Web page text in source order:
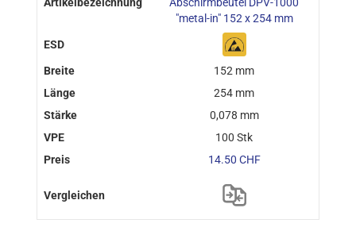
Abschirmbeutel DPV-1000
"metal-in" 152 x 254 mm
152 mm
254 mm
0,078 mm
100 Stk
14.50 CHF